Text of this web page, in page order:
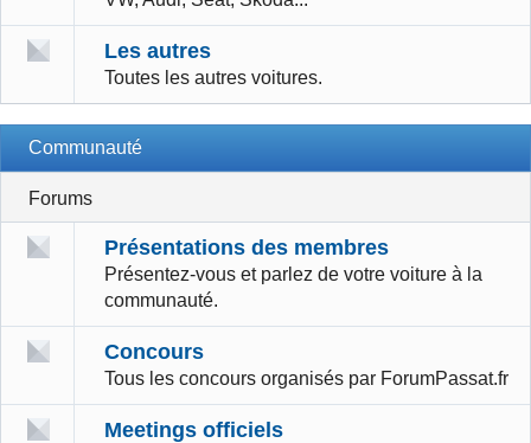
Les autres
Toutes les autres voitures.
Communauté
Forums
Présentations des membres
Présentez-vous et parlez de votre voiture à la
communauté.
Concours
Tous les concours organisés par ForumPassat.fr
Meetings officiels